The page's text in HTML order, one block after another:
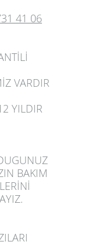
41 06
VARDIR
YILDIR
BAKIM